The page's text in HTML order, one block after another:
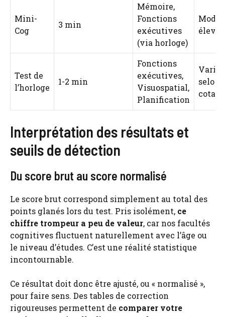
Mini-
Cog
3 min
Mémoire,
Fonctions
exécutives
(via horloge)
élevée
Test de
l’horloge
1-2 min
Fonctions
exécutives,
Visuospatial,
Planification
selon
Interprétation des résultats et
seuils de détection
Du score brut au score normalisé
Le score brut correspond simplement au total des
points glanés lors du test. Pris isolément, ce
chiffre trompeur a peu de valeur, car nos facultés
cognitives fluctuent naturellement avec l’âge ou
le niveau d’études. C’est une réalité statistique
incontournable.
Ce résultat doit donc être ajusté, ou « normalisé »,
pour faire sens. Des tables de correction
rigoureuses permettent de comparer votre